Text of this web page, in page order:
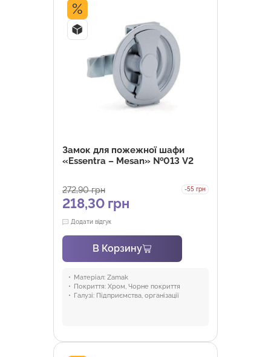
%
Замок для пожежної шафи
«Essentra – Mesan» №013 V2
218,30 грн
272,90грн -55 грн
Додати відгук
В Корзину
Матеріал: Zamak
Покриття: Хром, Чорне покриття
Галузі: Підприємства, організації